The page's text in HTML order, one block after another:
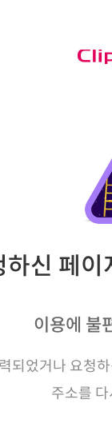
하신 페
이용에 불
되었거나 요청
주소를